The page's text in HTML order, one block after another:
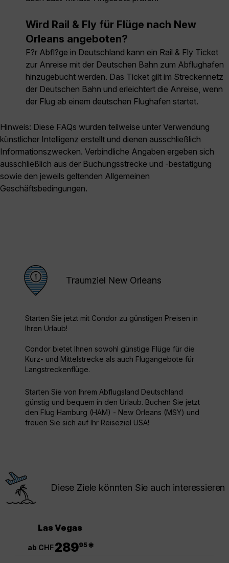
Wird Rail & Fly für Flüge nach New
Orleans angeboten?
F?r Abfl?ge in Deutschland kann ein Rail & Fly Ticket
zur Anreise mit der Deutschen Bahn zum Abflughafen
hinzugebucht werden. Das Ticket gilt im Streckennetz
der Deutschen Bahn und erleichtert die Anreise, wenn
der Flug ab einem deutschen Flughafen startet.
Hinweis: Diese FAQs wurden teilweise unter Verwendung
künstlicher Intelligenz erstellt und dienen ausschließlich
Informationszwecken. Verbindliche Angaben ergeben sich
ausschließlich aus der Buchungsstrecke und -bestätigung
sowie den jeweils geltenden Allgemeinen
Geschäftsbedingungen.
Traumziel New Orleans
Starten Sie jetzt mit Condor zu günstigen Preisen in
Ihren Urlaub!
Condor bietet Ihnen sowohl günstige Flüge für die
Kurz- und Mittelstrecke als auch Flugangebote für
Langstreckenflüge.
Starten Sie von Ihrem Abflugsland Deutschland
günstig und bequem in den Urlaub. Buchen Sie jetzt
den Flug Hamburg (HAM) - New Orleans (MSY) und
freuen Sie sich auf Ihr Reiseziel USA!
Diese Ziele könnten Sie auch interessieren
Las Vegas
ab CHF28995*